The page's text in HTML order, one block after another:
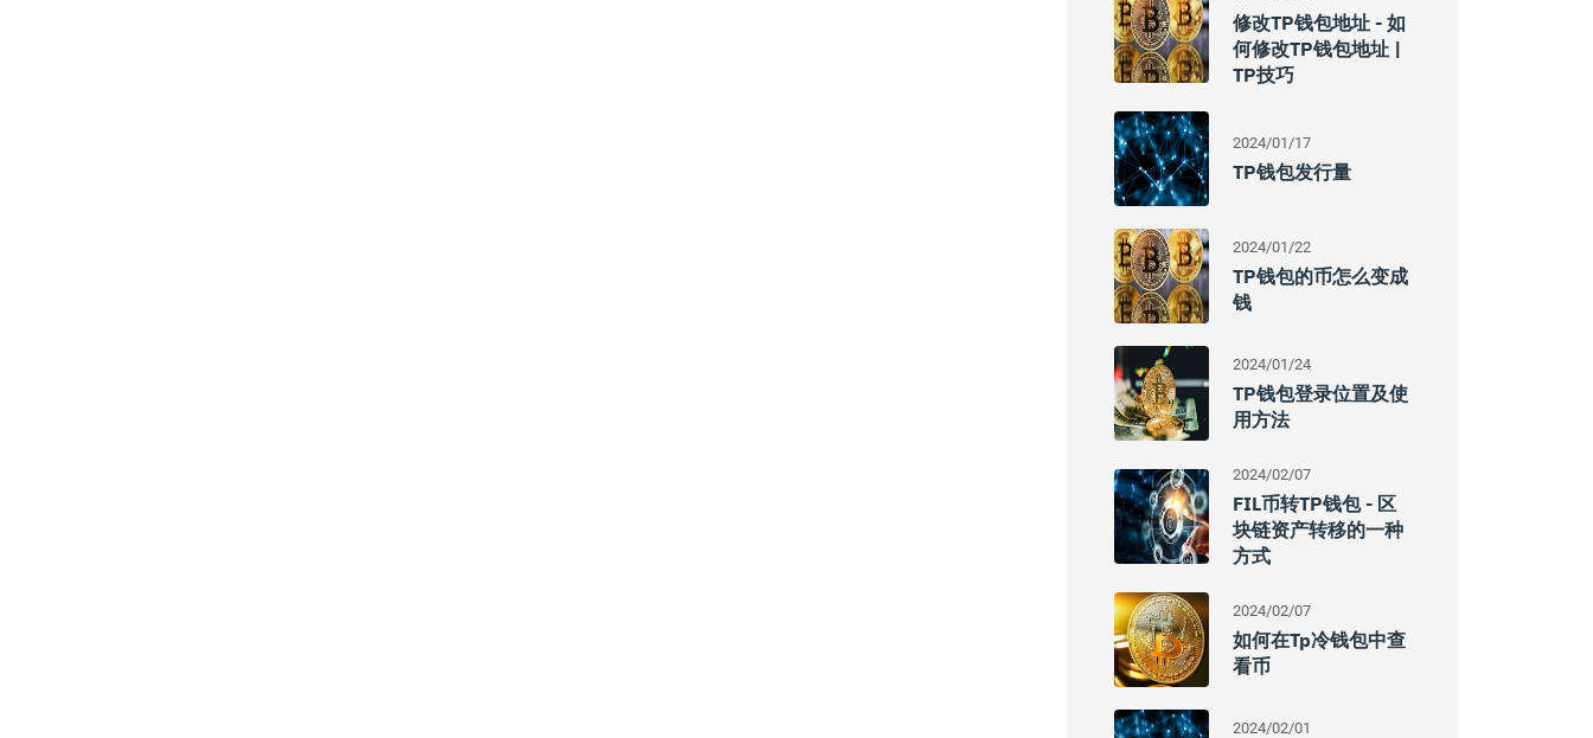
修改TP钱包地址 - 如
何修改TP钱包地址 |
TP技巧
2024/01/17
TP钱包发行量
2024/01/22
TP钱包的币怎么变成
钱
2024/01/24
TP钱包登录位置及使
用方法
2024/02/07
FIL币转TP钱包 - 区
块链资产转移的一种
方式
2024/02/07
如何在Tp冷钱包中查
看币
2024/02/01